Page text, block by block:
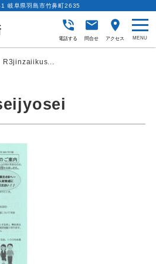
岐阜県羽島市竹鼻町2635
電話する 問合せ アクセス
R3jinzaiikus...